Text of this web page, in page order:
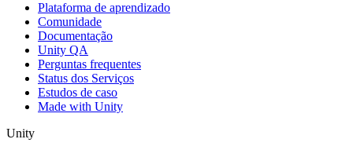
Plataforma de aprendizado
Comunidade
Documentação
Unity QA
Perguntas frequentes
Status dos Serviços
Estudos de caso
Made with Unity
Unity